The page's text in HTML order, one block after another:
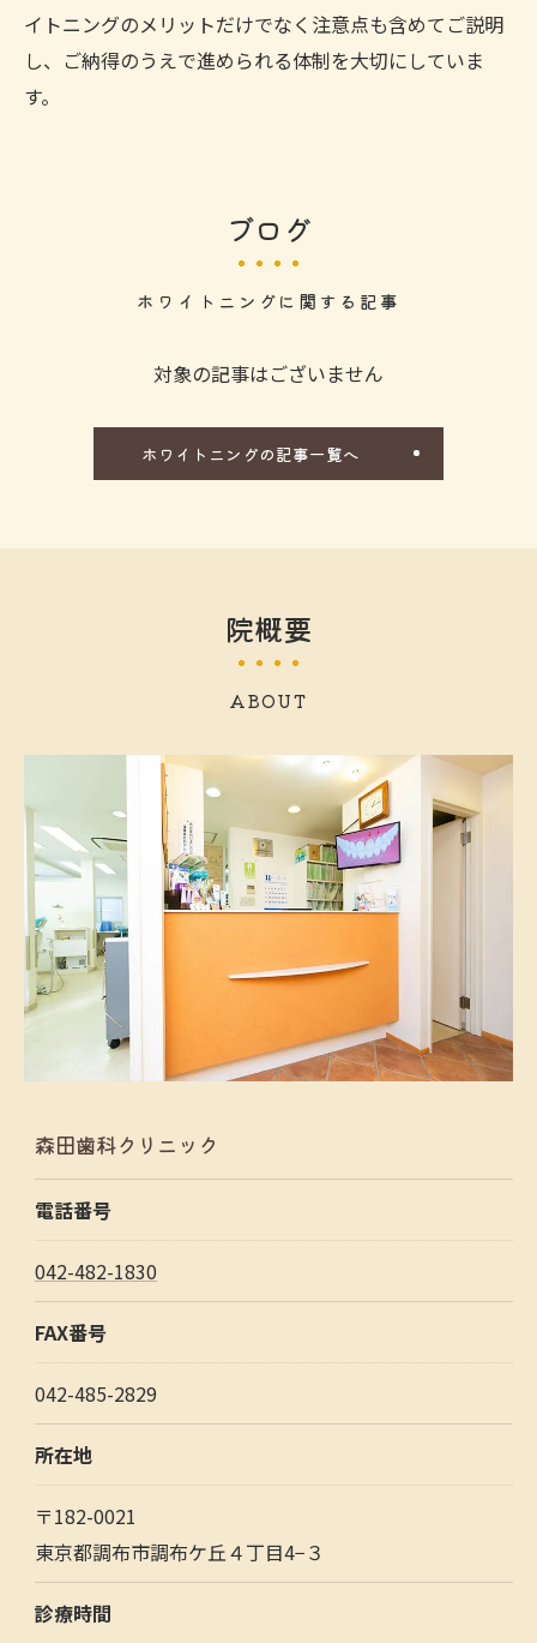
イトニングのメリットだけでなく注意点も含めてご説明
し、ご納得のうえで進められる体制を大切にしていま
す。
ブログ
ホワイトニングに関する記事
対象の記事はございません
ホワイトニングの記事一覧へ
院概要
ABOUT
森田歯科クリニック
電話番号
042-482-1830
FAX番号
042-485-2829
所在地
〒182-0021
東京都調布市調布ケ丘４丁目4−３
診療時間